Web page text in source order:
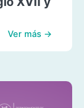
Ver más →